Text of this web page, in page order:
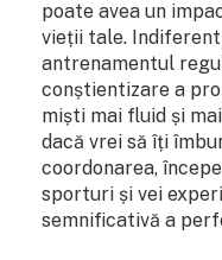
poate avea un
vieții tale.
antrenamentul
conștientizare a
miști mai fluid și
dacă vrei să îți
coordonarea,
sporturi și vei
semnificativă a